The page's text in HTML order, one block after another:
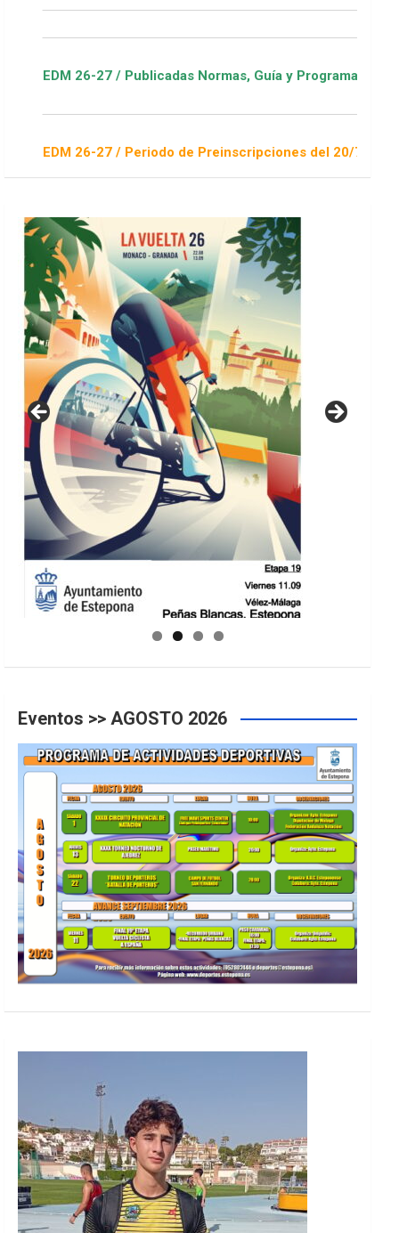
/ Publicadas Normas, Guía y Programa / ver Escuelas
/ Periodo de Preinscripciones del 20/7 al 16/8 / Sorteo 1 de
GUIA DE INSTALACIONES DEPORTIVAS
Eventos >> AGOSTO 2026